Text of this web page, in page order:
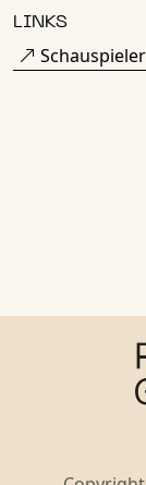
LINKS